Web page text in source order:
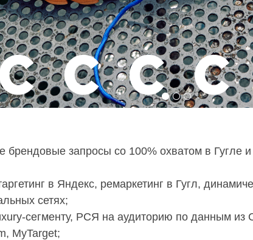
запросы со 100% охватом в Гугле
в Яндекс, ремаркетинг в Гугл,
сетях;
сегменту, РСЯ на аудиторию по данным из
MyTarget;